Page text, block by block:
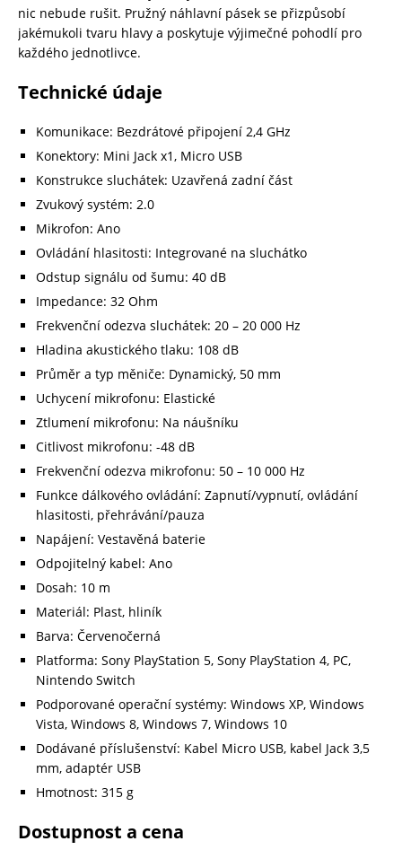
nic nebude rušit. Pružný náhlavní pásek se přizpůsobí
jakémukoli tvaru hlavy a poskytuje výjimečné pohodlí pro
každého jednotlivce.
Technické údaje
Komunikace: Bezdrátové připojení 2,4 GHz
Konektory: Mini Jack x1, Micro USB
Konstrukce sluchátek: Uzavřená zadní část
Zvukový systém: 2.0
Mikrofon: Ano
Ovládání hlasitosti: Integrované na sluchátko
Odstup signálu od šumu: 40 dB
Impedance: 32 Ohm
Frekvenční odezva sluchátek: 20 – 20 000 Hz
Hladina akustického tlaku: 108 dB
Průměr a typ měniče: Dynamický, 50 mm
Uchycení mikrofonu: Elastické
Ztlumení mikrofonu: Na náušníku
Citlivost mikrofonu: -48 dB
Frekvenční odezva mikrofonu: 50 – 10 000 Hz
Funkce dálkového ovládání: Zapnutí/vypnutí, ovládání
hlasitosti, přehrávání/pauza
Napájení: Vestavěná baterie
Odpojitelný kabel: Ano
Dosah: 10 m
Materiál: Plast, hliník
Barva: Červenočerná
Platforma: Sony PlayStation 5, Sony PlayStation 4, PC,
Nintendo Switch
Podporované operační systémy: Windows XP, Windows
Vista, Windows 8, Windows 7, Windows 10
Dodávané příslušenství: Kabel Micro USB, kabel Jack 3,5
mm, adaptér USB
Hmotnost: 315 g
Dostupnost a cena